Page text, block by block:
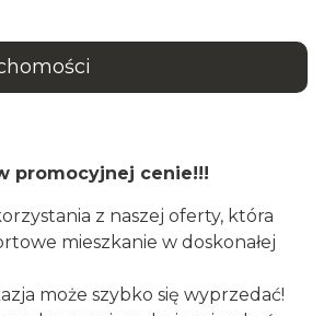
promocyjnej cenie!!!
z naszej oferty, która
mieszkanie w doskonałej
może szybko się wyprzedać!